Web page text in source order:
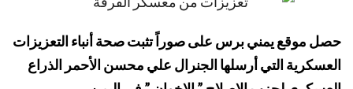
حصل موقع يمني برس على صوراً تثبت صحة أنباء التعزيزات
العسكرية التي أرسلها الجنرال علي محسن الأحمر الذراع